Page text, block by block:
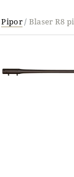
Pipor / Blaser R8